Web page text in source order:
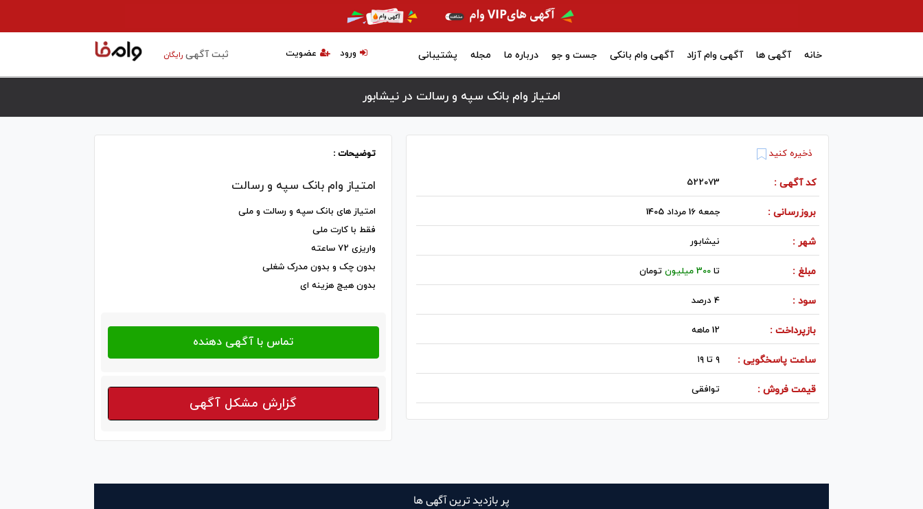
ثبت آگهیرایگان عضویت ورود خانه آگهی ها آگهی وام آزاد آگهی وام بانکی جست و جو درباره ما مجله پشتیبانی
امتیاز وام بانک سپه و رسالت در نيشابور
ذخیره کنید
کد آگهی : 522073
بروزرسانی : جمعه 16 مرداد 1405
شهر : نيشابور
مبلغ : تا300 میلیون تومان
سود : 4 درصد
بازپرداخت : 12 ماهه
ساعت پاسخگویی : ۹ تا ۱۹
قیمت فروش : توافقی
توضیحات :
امتیاز وام بانک سپه و رسالت
امتیاز های بانک سپه و رسالت و ملی
فقط با کارت ملی
واریزی 72 ساعته
بدون چک و بدون مدرک شغلی
بدون هیچ هزینه ای
گزارش مشکل آگهی
پر بازدید ترین آگهی ها